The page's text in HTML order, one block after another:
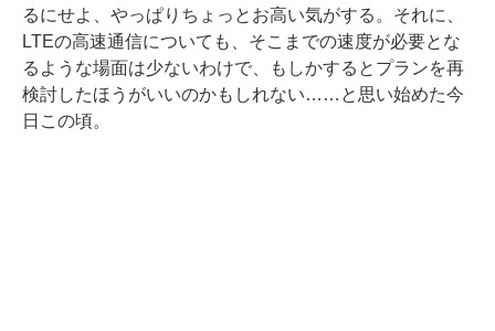
るにせよ、やっぱりちょっとお高い気がする。それに、
LTEの高速通信についても、そこまでの速度が必要とな
るような場面は少ないわけで、もしかするとプランを再
検討したほうがいいのかもしれない……と思い始めた今
日この頃。